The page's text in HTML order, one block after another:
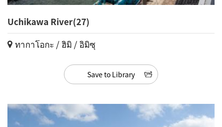
Uchikawa River(27)
ทากาโอกะ / ฮิมิ / อิมิซุ
Save to Library